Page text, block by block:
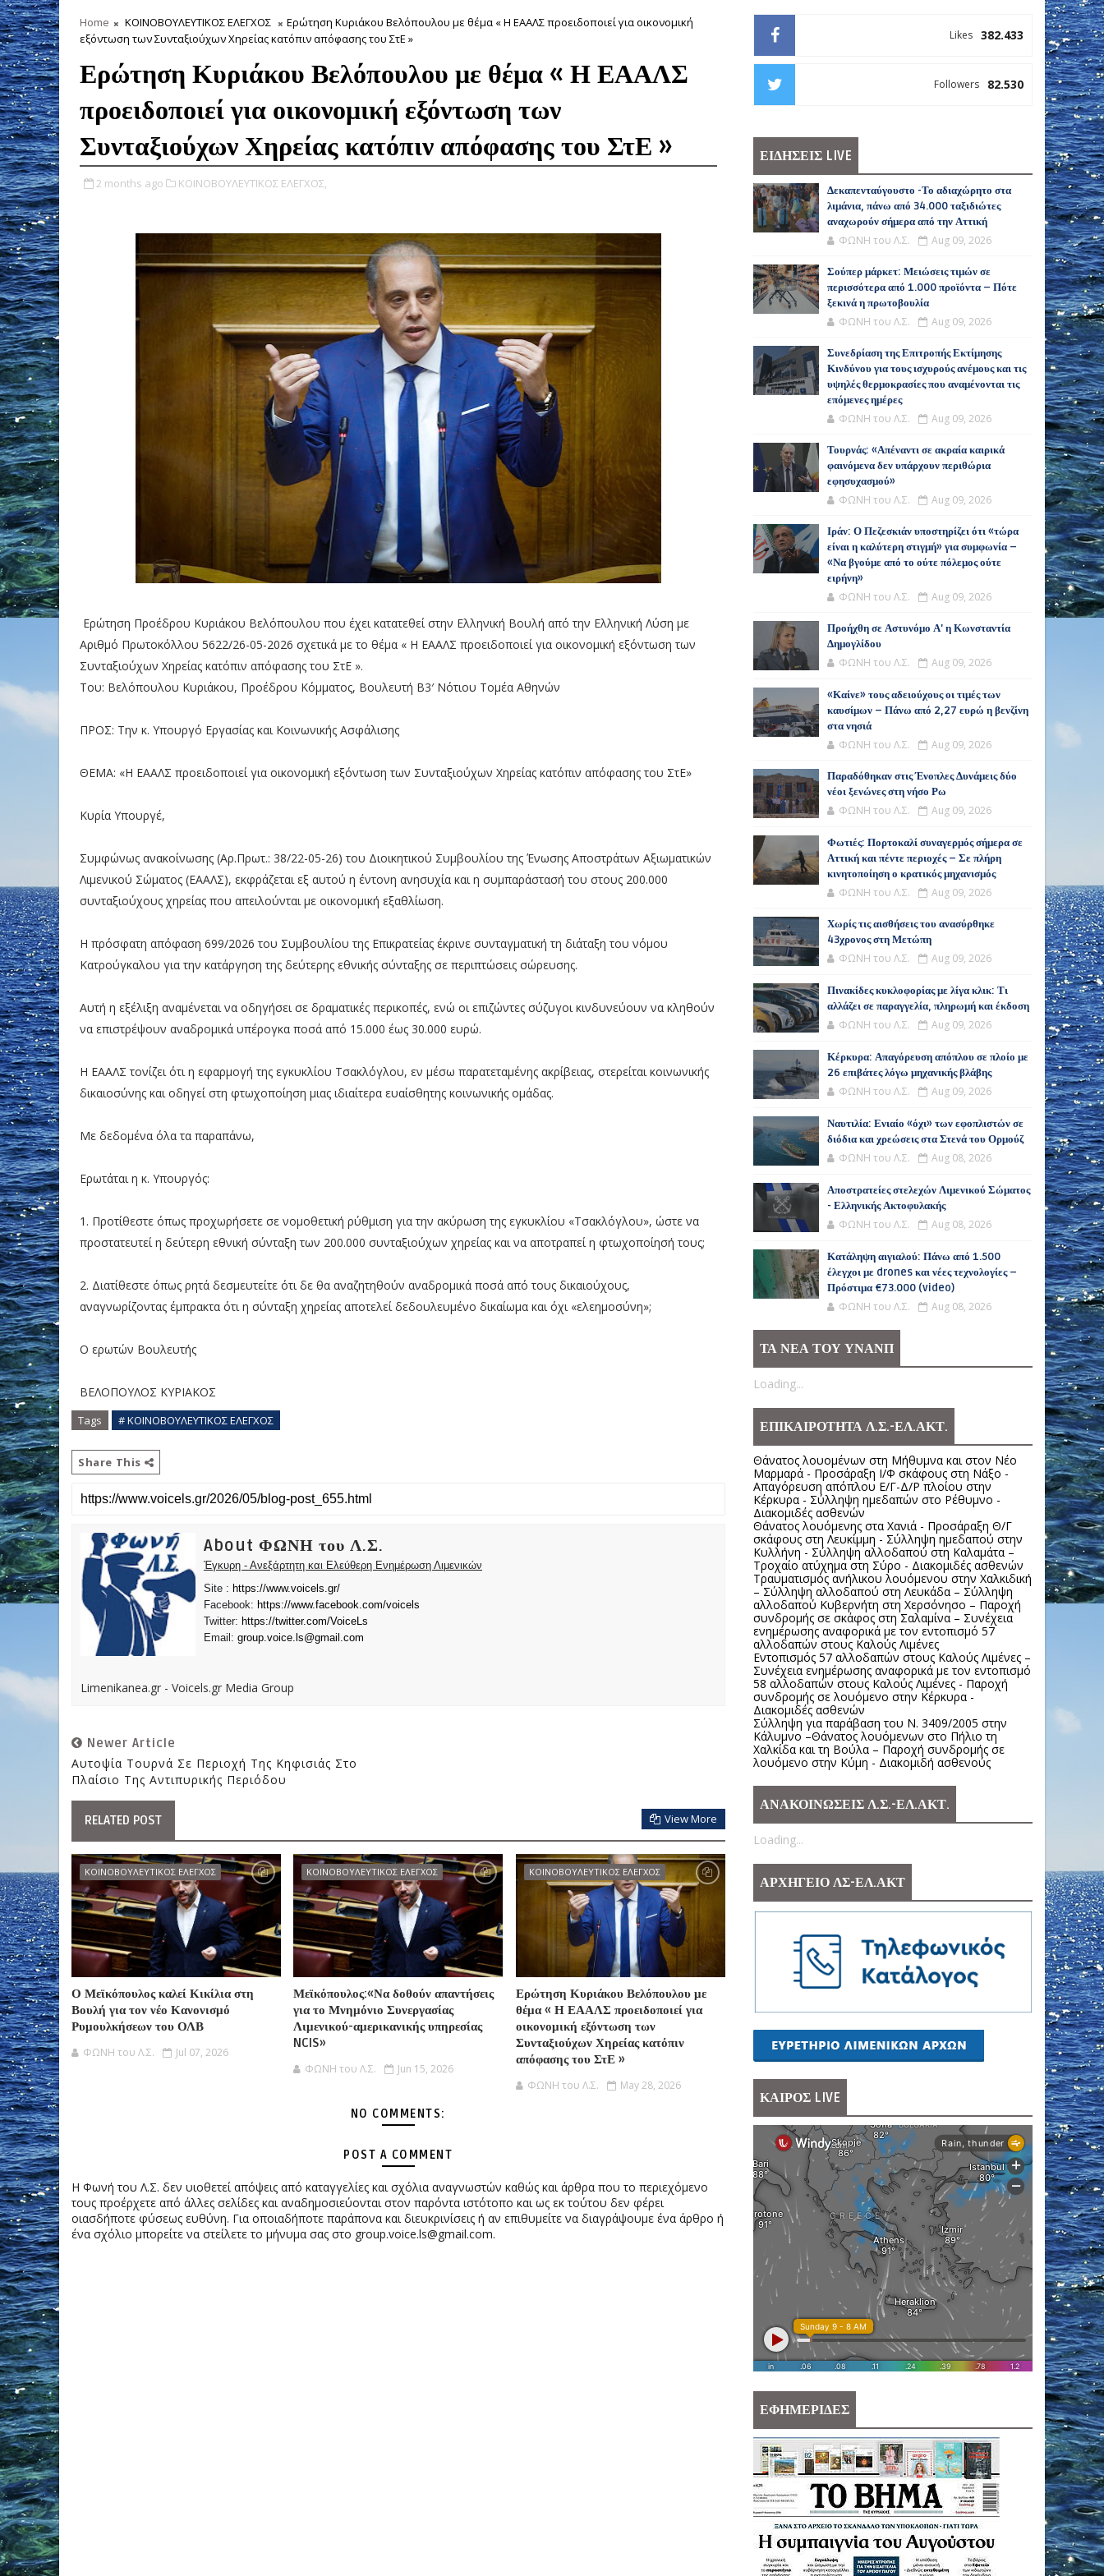
Home ΚΟΙΝΟΒΟΥΛΕΥΤΙΚΟΣ ΕΛΕΓΧΟΣ
Ερώτηση Κυριάκου Βελόπουλου με θέμα « Η ΕΑΑΛΣ προειδοποιεί για οικονομική
εξόντωση των Συνταξιούχων Χηρείας κατόπιν απόφασης του ΣτΕ »
Ερώτηση Κυριάκου Βελόπουλου με θέμα « Η ΕΑΑΛΣ
προειδοποιεί για οικονομική εξόντωση των
Συνταξιούχων Χηρείας κατόπιν απόφασης του ΣτΕ »
2 months ago ΚΟΙΝΟΒΟΥΛΕΥΤΙΚΟΣ ΕΛΕΓΧΟΣ,
Ερώτηση Προέδρου Κυριάκου Βελόπουλου που έχει κατατεθεί στην Ελληνική Βουλή από την Ελληνική Λύση με
Αριθμό Πρωτοκόλλου 5622/26-05-2026 σχετικά με το θέμα « Η ΕΑΑΛΣ προειδοποιεί για οικονομική εξόντωση των
Συνταξιούχων Χηρείας κατόπιν απόφασης του ΣτΕ ».
Του: Βελόπουλου Κυριάκου, Προέδρου Κόμματος, Βουλευτή Β3′ Νότιου Τομέα Αθηνών
ΠΡΟΣ: Την κ. Υπουργό Εργασίας και Κοινωνικής Ασφάλισης
ΘΕΜΑ: «Η ΕΑΑΛΣ προειδοποιεί για οικονομική εξόντωση των Συνταξιούχων Χηρείας κατόπιν απόφασης του ΣτΕ»
Κυρία Υπουργέ,
Συμφώνως ανακοίνωσης (Αρ.Πρωτ.: 38/22-05-26) του Διοικητικού Συμβουλίου της Ένωσης Αποστράτων Αξιωματικών
Λιμενικού Σώματος (ΕΑΑΛΣ), εκφράζεται εξ αυτού η έντονη ανησυχία και η συμπαράστασή του στους 200.000
συνταξιούχους χηρείας που απειλούνται με οικονομική εξαθλίωση.
Η πρόσφατη απόφαση 699/2026 του Συμβουλίου της Επικρατείας έκρινε συνταγματική τη διάταξη του νόμου
Κατρούγκαλου για την κατάργηση της δεύτερης εθνικής σύνταξης σε περιπτώσεις σώρευσης.
Αυτή η εξέλιξη αναμένεται να οδηγήσει σε δραματικές περικοπές, ενώ οι επιζώντες σύζυγοι κινδυνεύουν να κληθούν
να επιστρέψουν αναδρομικά υπέρογκα ποσά από 15.000 έως 30.000 ευρώ.
Η ΕΑΑΛΣ τονίζει ότι η εφαρμογή της εγκυκλίου Τσακλόγλου, εν μέσω παρατεταμένης ακρίβειας, στερείται κοινωνικής
δικαιοσύνης και οδηγεί στη φτωχοποίηση μιας ιδιαίτερα ευαίσθητης κοινωνικής ομάδας.
Με δεδομένα όλα τα παραπάνω,
Ερωτάται η κ. Υπουργός:
1. Προτίθεστε όπως προχωρήσετε σε νομοθετική ρύθμιση για την ακύρωση της εγκυκλίου «Τσακλόγλου», ώστε να
προστατευτεί η δεύτερη εθνική σύνταξη των 200.000 συνταξιούχων χηρείας και να αποτραπεί η φτωχοποίησή τους;
2. Διατίθεστε όπως ρητά δεσμευτείτε ότι δε θα αναζητηθούν αναδρομικά ποσά από τους δικαιούχους,
αναγνωρίζοντας έμπρακτα ότι η σύνταξη χηρείας αποτελεί δεδουλευμένο δικαίωμα και όχι «ελεημοσύνη»;
Ο ερωτών Βουλευτής
ΒΕΛΟΠΟΥΛΟΣ ΚΥΡΙΑΚΟΣ
Tags # ΚΟΙΝΟΒΟΥΛΕΥΤΙΚΟΣ ΕΛΕΓΧΟΣ
Share This
About ΦΩΝΗ του Λ.Σ.
Έγκυρη - Ανεξάρτητη και Ελεύθερη Ενημέρωση Λιμενικών
Site : https://www.voicels.gr/
Facebook: https://www.facebook.com/voicels
Twitter: https://twitter.com/VoiceLs
Email: group.voice.ls@gmail.com
Limenikanea.gr - Voicels.gr Media Group
Newer Article
Αυτοψία Τουρνά Σε Περιοχή Της Κηφισιάς Στο
Πλαίσιο Της Αντιπυρικής Περιόδου
RELATED POST View More
ΚΟΙΝΟΒΟΥΛΕΥΤΙΚΟΣ ΕΛΕΓΧΟΣ
Ο Μεϊκόπουλος καλεί Κικίλια στη
Βουλή για τον νέο Κανονισμό
Ρυμουλκήσεων του ΟΛΒ
ΦΩΝΗ του Λ.Σ. Jul 07, 2026
ΚΟΙΝΟΒΟΥΛΕΥΤΙΚΟΣ ΕΛΕΓΧΟΣ
Μεϊκόπουλος:«Να δοθούν απαντήσεις
για το Μνημόνιο Συνεργασίας
Λιμενικού-αμερικανικής υπηρεσίας
NCIS»
ΦΩΝΗ του Λ.Σ. Jun 15, 2026
ΚΟΙΝΟΒΟΥΛΕΥΤΙΚΟΣ ΕΛΕΓΧΟΣ
Ερώτηση Κυριάκου Βελόπουλου με
θέμα « Η ΕΑΑΛΣ προειδοποιεί για
οικονομική εξόντωση των
Συνταξιούχων Χηρείας κατόπιν
απόφασης του ΣτΕ »
ΦΩΝΗ του Λ.Σ. May 28, 2026
NO COMMENTS:
POST A COMMENT
Η Φωνή του Λ.Σ. δεν υιοθετεί απόψεις από καταγγελίες και σχόλια αναγνωστών καθώς και άρθρα που το περιεχόμενο
τους προέρχετε από άλλες σελίδες και αναδημοσιεύονται στον παρόντα ιστότοπο και ως εκ τούτου δεν φέρει
οιασδήποτε φύσεως ευθύνη. Για οποιαδήποτε παράπονα και διευκρινίσεις ή αν επιθυμείτε να διαγράψουμε ένα άρθρο ή
ένα σχόλιο μπορείτε να στείλετε το μήνυμα σας στο group.voice.ls@gmail.com.
382.433
Likes
82.530
Followers
ΕΙΔΗΣΕΙΣ LIVE
Δεκαπενταύγουστο -Το αδιαχώρητο στα
λιμάνια, πάνω από 34.000 ταξιδιώτες
αναχωρούν σήμερα από την Αττική
ΦΩΝΗ του Λ.Σ. Aug 09, 2026
Σούπερ μάρκετ: Μειώσεις τιμών σε
περισσότερα από 1.000 προϊόντα – Πότε
ξεκινά η πρωτοβουλία
ΦΩΝΗ του Λ.Σ. Aug 09, 2026
Συνεδρίαση της Επιτροπής Εκτίμησης
Κινδύνου για τους ισχυρούς ανέμους και τις
υψηλές θερμοκρασίες που αναμένονται τις
επόμενες ημέρες
ΦΩΝΗ του Λ.Σ. Aug 09, 2026
Τουρνάς: «Απέναντι σε ακραία καιρικά
φαινόμενα δεν υπάρχουν περιθώρια
εφησυχασμού»
ΦΩΝΗ του Λ.Σ. Aug 09, 2026
Ιράν: Ο Πεζεσκιάν υποστηρίζει ότι «τώρα
είναι η καλύτερη στιγμή» για συμφωνία –
«Να βγούμε από το ούτε πόλεμος ούτε
ειρήνη»
ΦΩΝΗ του Λ.Σ. Aug 09, 2026
Προήχθη σε Αστυνόμο Α' η Κωνσταντία
Δημογλίδου
ΦΩΝΗ του Λ.Σ. Aug 09, 2026
«Καίνε» τους αδειούχους οι τιμές των
καυσίμων – Πάνω από 2,27 ευρώ η βενζίνη
στα νησιά
ΦΩΝΗ του Λ.Σ. Aug 09, 2026
Παραδόθηκαν στις Ένοπλες Δυνάμεις δύο
νέοι ξενώνες στη νήσο Ρω
ΦΩΝΗ του Λ.Σ. Aug 09, 2026
Φωτιές: Πορτοκαλί συναγερμός σήμερα σε
Αττική και πέντε περιοχές – Σε πλήρη
κινητοποίηση ο κρατικός μηχανισμός
ΦΩΝΗ του Λ.Σ. Aug 09, 2026
Χωρίς τις αισθήσεις του ανασύρθηκε
43χρονος στη Μετώπη
ΦΩΝΗ του Λ.Σ. Aug 09, 2026
Πινακίδες κυκλοφορίας με λίγα κλικ: Τι
αλλάζει σε παραγγελία, πληρωμή και έκδοση
ΦΩΝΗ του Λ.Σ. Aug 09, 2026
Κέρκυρα: Απαγόρευση απόπλου σε πλοίο με
26 επιβάτες λόγω μηχανικής βλάβης
ΦΩΝΗ του Λ.Σ. Aug 09, 2026
Ναυτιλία: Ενιαίο «όχι» των εφοπλιστών σε
διόδια και χρεώσεις στα Στενά του Ορμούζ
ΦΩΝΗ του Λ.Σ. Aug 08, 2026
Αποστρατείες στελεχών Λιμενικού Σώματος
- Ελληνικής Ακτοφυλακής
ΦΩΝΗ του Λ.Σ. Aug 08, 2026
Κατάληψη αιγιαλού: Πάνω από 1.500
έλεγχοι με drones και νέες τεχνολογίες –
Πρόστιμα €73.000 (video)
ΦΩΝΗ του Λ.Σ. Aug 08, 2026
ΤΑ ΝΕΑ ΤΟΥ ΥΝΑΝΠ
Loading...
ΕΠΙΚΑΙΡΟΤΗΤΑ Λ.Σ.-ΕΛ.ΑΚΤ.
Θάνατος λουομένων στη Μήθυμνα και στον Νέο
Μαρμαρά - Προσάραξη Ι/Φ σκάφους στη Νάξο -
Απαγόρευση απόπλου Ε/Γ-Δ/Ρ πλοίου στην
Κέρκυρα - Σύλληψη ημεδαπών στο Ρέθυμνο -
Διακομιδές ασθενών
Θάνατος λουόμενης στα Χανιά - Προσάραξη Θ/Γ
σκάφους στη Λευκίμμη - Σύλληψη ημεδαπού στην
Κυλλήνη - Σύλληψη αλλοδαπού στη Καλαμάτα –
Τροχαίο ατύχημα στη Σύρο - Διακομιδές ασθενών
Τραυματισμός ανήλικου λουόμενου στην Χαλκιδική
– Σύλληψη αλλοδαπού στη Λευκάδα – Σύλληψη
αλλοδαπού Κυβερνήτη στη Χερσόνησο – Παροχή
συνδρομής σε σκάφος στη Σαλαμίνα – Συνέχεια
ενημέρωσης αναφορικά με τον εντοπισμό 57
αλλοδαπών στους Καλούς Λιμένες
Εντοπισμός 57 αλλοδαπών στους Καλούς Λιμένες –
Συνέχεια ενημέρωσης αναφορικά με τον εντοπισμό
58 αλλοδαπών στους Καλούς Λιμένες - Παροχή
συνδρομής σε λουόμενο στην Κέρκυρα -
Διακομιδές ασθενών
Σύλληψη για παράβαση του Ν. 3409/2005 στην
Κάλυμνο –Θάνατος λουόμενων στο Πήλιο τη
Χαλκίδα και τη Βούλα – Παροχή συνδρομής σε
λουόμενο στην Κύμη - Διακομιδή ασθενούς
ΑΝΑΚΟΙΝΩΣΕΙΣ Λ.Σ.-ΕΛ.ΑΚΤ.
Loading...
ΑΡΧΗΓΕΙΟ ΛΣ-ΕΛ.ΑΚΤ
ΚΑΙΡΟΣ LIVE
ΕΦΗΜΕΡΙΔΕΣ